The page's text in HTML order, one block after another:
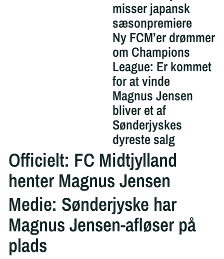
misser japansk
sæsonpremiere
Ny FCM’er drømmer
om Champions
League: Er kommet
for at vinde
Magnus Jensen
bliver et af
Sønderjyskes
dyreste salg
Officielt: FC Midtjylland
henter Magnus Jensen
Medie: Sønderjyske har
Magnus Jensen-afløser på
plads